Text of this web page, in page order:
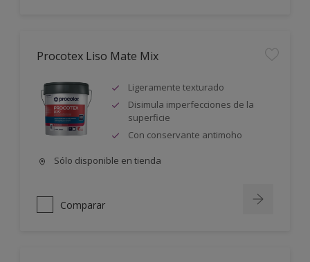
Procotex Liso Mate Mix
Ligeramente texturado
Disimula imperfecciones de la
superficie
Con conservante antimoho
Sólo disponible en tienda
Comparar